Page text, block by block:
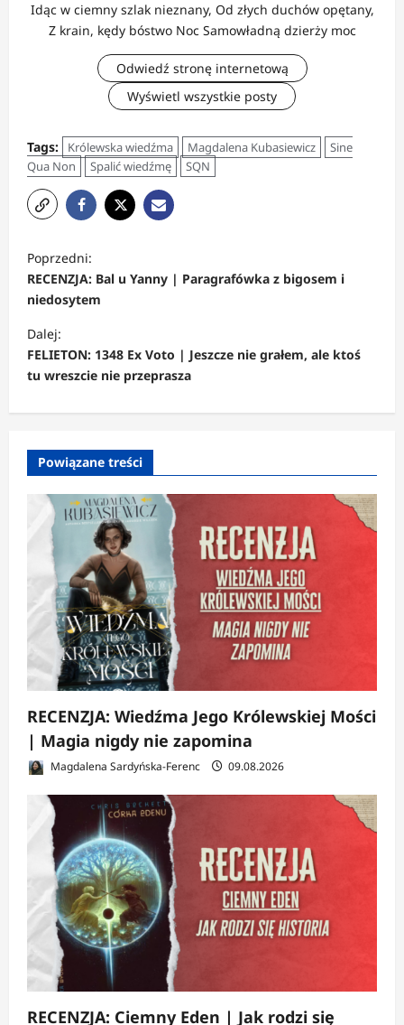
Idąc w ciemny szlak nieznany, Od złych duchów opętany,
Z krain, kędy bóstwo Noc Samowładną dzierży moc
Odwiedź stronę internetową
Wyświetl wszystkie posty
Tags: Królewska wiedźma Magdalena Kubasiewicz
Sine
Qua Non
Spalić wiedźmę SQN
o
b
a
c
z
w
i
Poprzedni:
RECENZJA: Bal u Yanny | Paragrafówka z bigosem i
niedosytem
Dalej:
FELIETON: 1348 Ex Voto | Jeszcze nie grałem, ale ktoś
tu wreszcie nie przeprasza
Powiązane treści
RECENZJA: Wiedźma Jego Królewskiej Mości
| Magia nigdy nie zapomina
Magdalena Sardyńska-Ferenc 09.08.2026
RECENZJA: Ciemny Eden | Jak rodzi się